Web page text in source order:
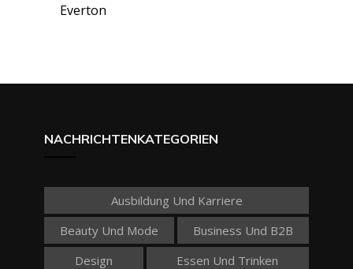
Everton
NACHRICHTENKATEGORIEN
Ausbildung Und Karriere
Beauty Und Mode
Business Und B2B
Design
Essen Und Trinken